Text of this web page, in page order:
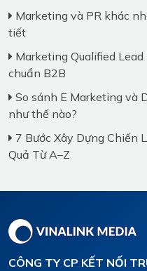
Marketing và PR khác
tiết
Marketing Qualified
chuẩn B2B
So sánh E Marketing và
như thế nào?
7 Bước Xây Dựng Chiến
Quả Từ A–Z
CÔNG TY CP KẾT NỐI